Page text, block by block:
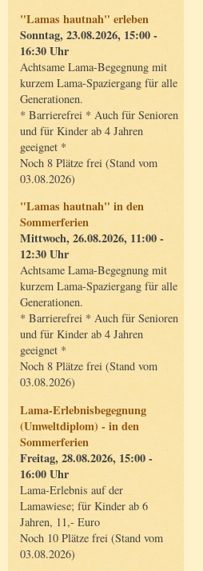
"Lamas hautnah" erleben
Sonntag, 23.08.2026, 15:00 -
16:30 Uhr
Achtsame Lama-Begegnung mit
kurzem Lama-Spaziergang für alle
Generationen.
* Barrierefrei * Auch für Senioren
und für Kinder ab 4 Jahren
geeignet *
Noch 8 Plätze frei (Stand vom
03.08.2026)
"Lamas hautnah" in den
Sommerferien
Mittwoch, 26.08.2026, 11:00 -
12:30 Uhr
Achtsame Lama-Begegnung mit
kurzem Lama-Spaziergang für alle
Generationen.
* Barrierefrei * Auch für Senioren
und für Kinder ab 4 Jahren
geeignet *
Noch 8 Plätze frei (Stand vom
03.08.2026)
Lama-Erlebnisbegegnung
(Umweltdiplom) - in den
Sommerferien
Freitag, 28.08.2026, 15:00 -
16:00 Uhr
Lama-Erlebnis auf der
Lamawiese; für Kinder ab 6
Jahren, 11,- Euro
Noch 10 Plätze frei (Stand vom
03.08.2026)